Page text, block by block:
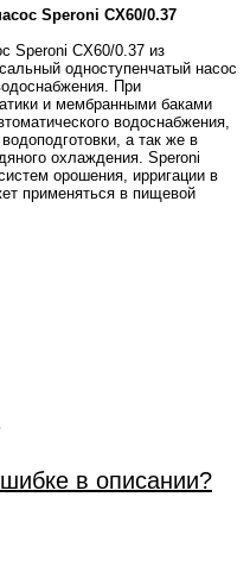
Speroni CX60/0.37
Speroni CX60/0.37 из
одноступенчатый насос
При
и мембранными баками
водоснабжения,
а так же в
охлаждения. Speroni
орошения, ирригации в
применяться в пищевой
в описании?